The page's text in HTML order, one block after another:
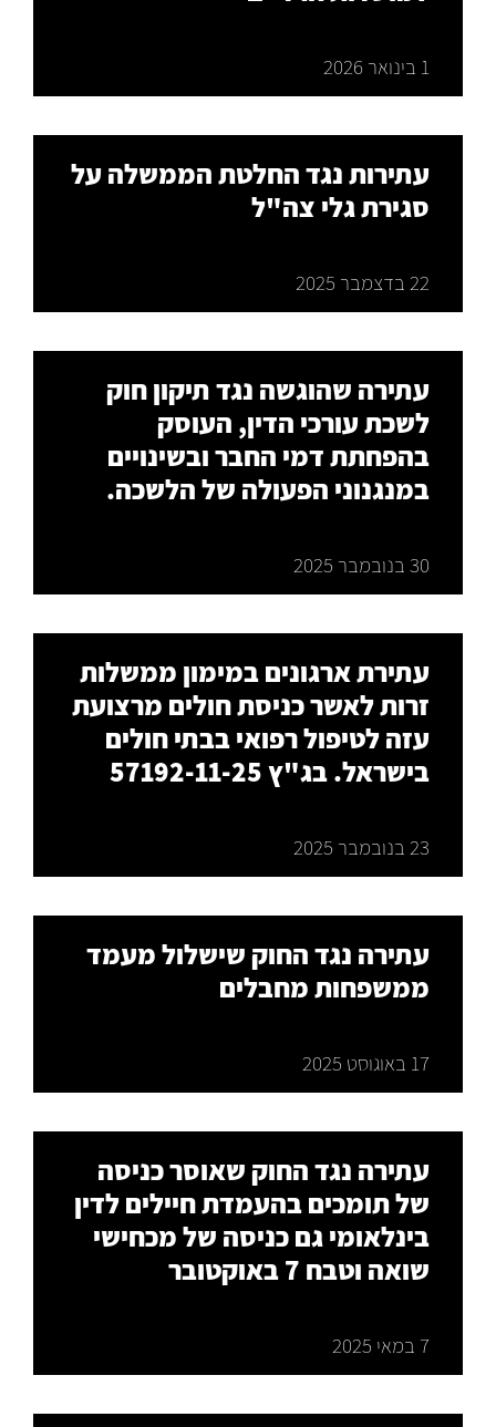
1 בינואר 2026
עתירות נגד החלטת הממשלה על
סגירת גלי צה"ל
22 בדצמבר 2025
עתירה שהוגשה נגד תיקון חוק
לשכת עורכי הדין, העוסק
בהפחתת דמי החבר ובשינויים
במנגנוני הפעולה של הלשכה.
30 בנובמבר 2025
עתירת ארגונים במימון ממשלות
זרות לאשר כניסת חולים מרצועת
עזה לטיפול רפואי בבתי חולים
בישראל. בג"ץ 57192-11-25
23 בנובמבר 2025
עתירה נגד החוק שישלול מעמד
ממשפחות מחבלים
17 באוגוסט 2025
עתירה נגד החוק שאוסר כניסה
של תומכים בהעמדת חיילים לדין
בינלאומי גם כניסה של מכחישי
שואה וטבח 7 באוקטובר
7 במאי 2025